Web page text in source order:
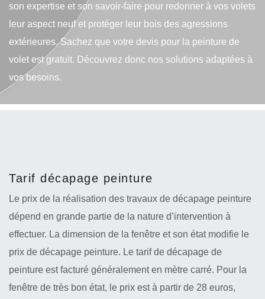
son expertise et son savoir-faire pour redonner à vos volets
leur aspect neuf et protéger leur bois des agressions
extérieures. Sachez que votre devis pour la peinture de
volet est gratuit. Découvrez donc nos solutions adaptées à
vos besoins.
Tarif décapage peinture
Le prix de la réalisation des travaux de décapage peinture
dépend en grande partie de la nature d’intervention à
effectuer. La dimension de la fenêtre et son état modifie le
prix de décapage peinture. Le tarif de décapage de
peinture est facturé généralement en mètre carré. Pour la
fenêtre de très bon état, le prix est à partir de 28 euros,